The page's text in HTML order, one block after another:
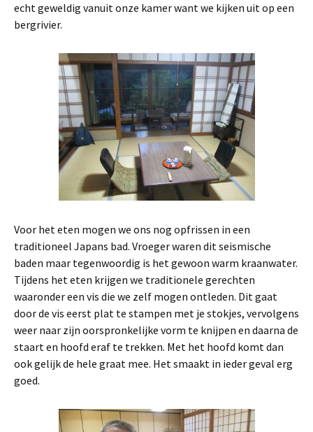
echt geweldig vanuit onze kamer want we kijken uit op een
bergrivier.
Voor het eten mogen we ons nog opfrissen in een
traditioneel Japans bad. Vroeger waren dit seismische
baden maar tegenwoordig is het gewoon warm kraanwater.
Tijdens het eten krijgen we traditionele gerechten
waaronder een vis die we zelf mogen ontleden. Dit gaat
door de vis eerst plat te stampen met je stokjes, vervolgens
weer naar zijn oorspronkelijke vorm te knijpen en daarna de
staart en hoofd eraf te trekken. Met het hoofd komt dan
ook gelijk de hele graat mee. Het smaakt in ieder geval erg
goed.